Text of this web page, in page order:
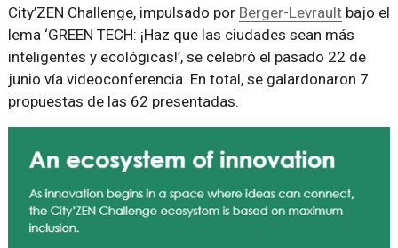
City’ZEN Challenge, impulsado por Berger-Levraultbajo el
lema ‘GREEN TECH: ¡Haz que las ciudades sean más
inteligentes y ecológicas!’, se celebró el pasado 22 de
junio vía videoconferencia. En total, se galardonaron 7
propuestas de las 62 presentadas.